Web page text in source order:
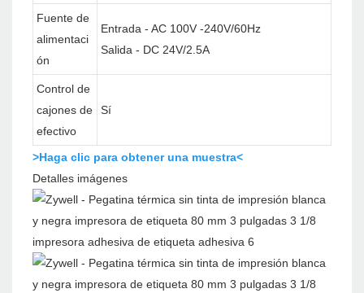
Fuente de
alimentaci
ón
Entrada - AC 100V -240V/60Hz
Salida - DC 24V/2.5A
Control de
cajones de
efectivo
Sí
>Haga clic para obtener una muestra<
Detalles imágenes